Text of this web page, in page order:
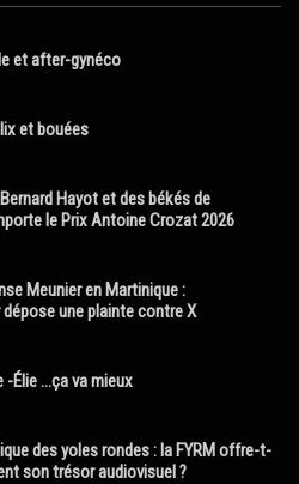
et after-gynéco
et bouées
Hayot et des békés de
le Prix Antoine Crozat 2026
Meunier en Martinique :
dépose une plainte contre X
-Élie …ça va mieux
des yoles rondes : la FYRM offre-t-
son trésor audiovisuel ?